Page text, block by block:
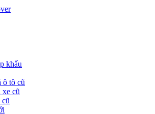
khẩu
ô tô cũ
xe cũ
cũ